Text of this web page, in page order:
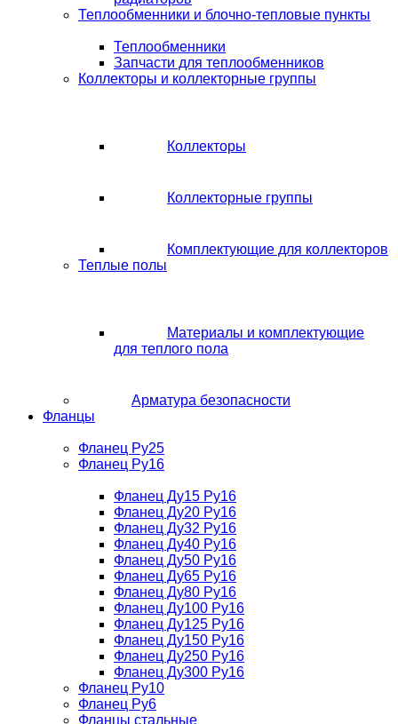
Теплообменники и блочно-тепловые пункты
Теплообменники
Запчасти для теплообменников
Коллекторы и коллекторные группы
Коллекторы
Коллекторные группы
Комплектующие для коллекторов
Теплые полы
Материалы и комплектующие
для теплого пола
Арматура безопасности
Фланцы
Фланец Ру25
Фланец Ру16
Фланец Ду15 Ру16
Фланец Ду20 Ру16
Фланец Ду32 Ру16
Фланец Ду40 Ру16
Фланец Ду50 Ру16
Фланец Ду65 Ру16
Фланец Ду80 Ру16
Фланец Ду100 Ру16
Фланец Ду125 Ру16
Фланец Ду150 Ру16
Фланец Ду250 Ру16
Фланец Ду300 Ру16
Фланец Ру10
Фланец Ру6
Фланцы стальные